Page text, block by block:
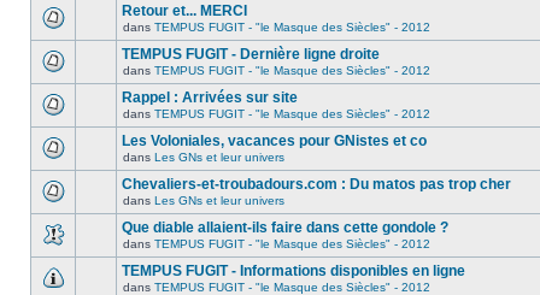
Retour et... MERCI
dans TEMPUS FUGIT - "le Masque des Siècles" - 2012
TEMPUS FUGIT - Dernière ligne droite
dans TEMPUS FUGIT - "le Masque des Siècles" - 2012
Rappel : Arrivées sur site
dans TEMPUS FUGIT - "le Masque des Siècles" - 2012
Les Voloniales, vacances pour GNistes et co
dans Les GNs et leur univers
Chevaliers-et-troubadours.com : Du matos pas trop cher
dans Les GNs et leur univers
Que diable allaient-ils faire dans cette gondole ?
dans TEMPUS FUGIT - "le Masque des Siècles" - 2012
TEMPUS FUGIT - Informations disponibles en ligne
dans TEMPUS FUGIT - "le Masque des Siècles" - 2012